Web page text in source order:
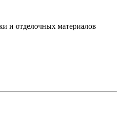
и отделочных материалов